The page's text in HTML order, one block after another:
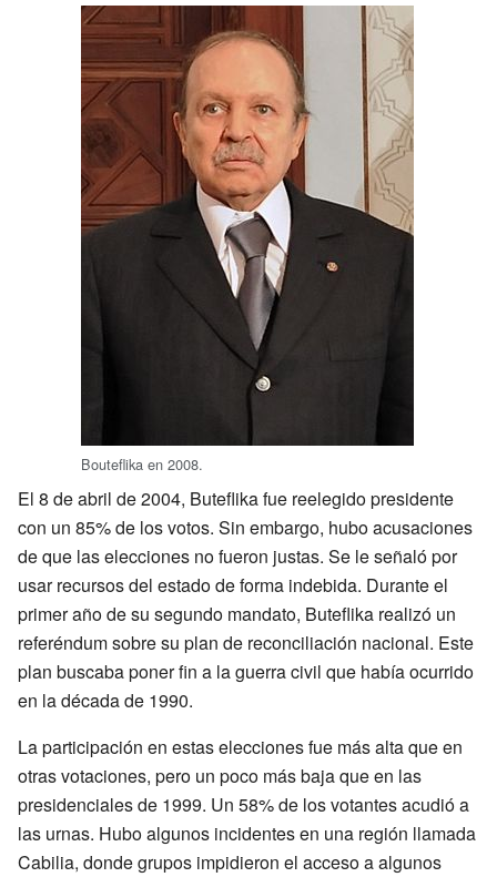
Bouteflika en 2008.
El 8 de abril de 2004, Buteflika fue reelegido presidente
con un 85% de los votos. Sin embargo, hubo acusaciones
de que las elecciones no fueron justas. Se le señaló por
usar recursos del estado de forma indebida. Durante el
primer año de su segundo mandato, Buteflika realizó un
referéndum sobre su plan de reconciliación nacional. Este
plan buscaba poner fin a la guerra civil que había ocurrido
en la década de 1990.
La participación en estas elecciones fue más alta que en
otras votaciones, pero un poco más baja que en las
presidenciales de 1999. Un 58% de los votantes acudió a
las urnas. Hubo algunos incidentes en una región llamada
Cabilia, donde grupos impidieron el acceso a algunos